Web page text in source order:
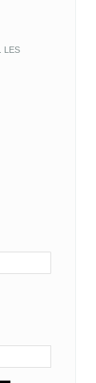
LES